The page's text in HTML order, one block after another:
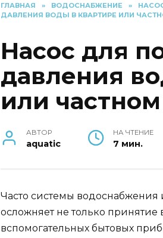
ГЛАВНАЯ » ВОДОСНАБЖЕНИЕ »
ДАВЛЕНИЯ ВОДЫ В КВАРТИРЕ ИЛИ
Насос для
давления
или
АВТОР
aquatic
НА ЧТЕНИЕ
7 мин.
Часто системы водоснабжения
осложняет не только
вспомогательных бытовых